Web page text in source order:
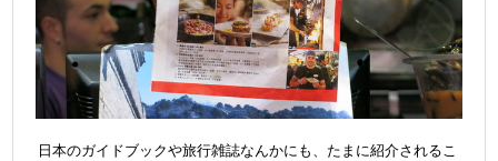
日本のガイドブックや旅行雑誌なんかにも、たまに紹介されるこ